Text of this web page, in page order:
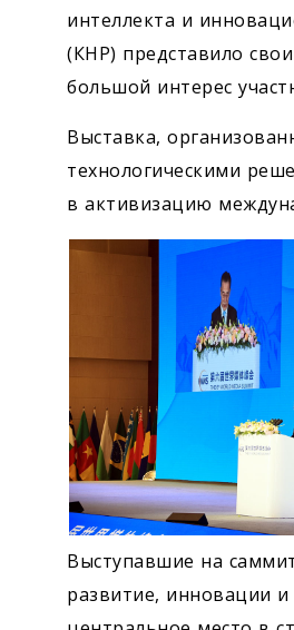
интеллекта и
(КНР) представило
большой интерес
Выставка,
технологическими
в активизацию
Выступавшие на
развитие, инновации